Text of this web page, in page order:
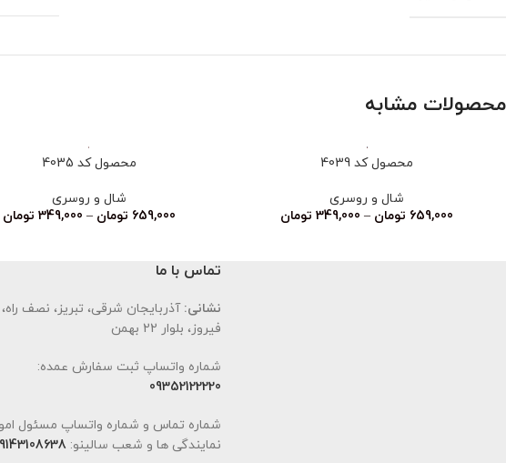
محصولات مشابه
محصول کد 4039
شال و روسری
659,000 تومان –
349,000 تومان
محصول کد 4035
شال و روسری
659,000 تومان –
349,000 تومان
تماس با ما
نشانی: آذربایجان شرقی، تبریز، نصف
فیروز، بلوار 22 بهمن
شماره واتساپ ثبت سفارش عمده:
09352122220
شماره تماس و شماره واتساپ مسئول
نمایندگی ها و شعب سالینو: